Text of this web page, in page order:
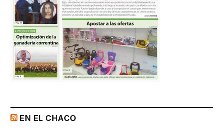
EN EL CHACO